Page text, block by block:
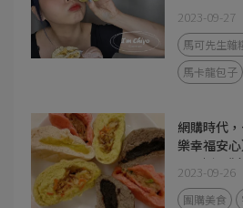
2023-09-27
馬可先生雜
馬卡龍包子
網購時代
樂幸福安
囉~｜網
子｜方便健
2023-09-26
團購美食